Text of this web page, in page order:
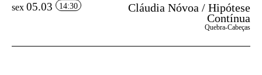
sex 05.03 14:30
Cláudia Nóvoa / Hipótese
Contínua
Quebra-Cabeças